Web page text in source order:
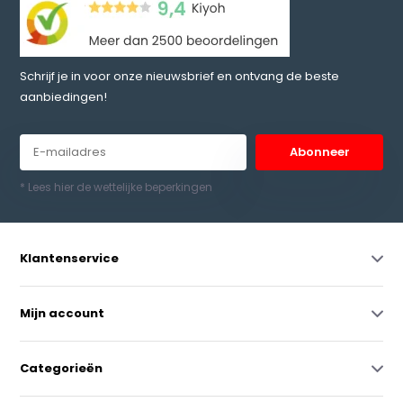
Schrijf je in voor onze nieuwsbrief en ontvang de beste
aanbiedingen!
Abonneer
* Lees hier de wettelijke beperkingen
Klantenservice
Mijn account
Categorieën